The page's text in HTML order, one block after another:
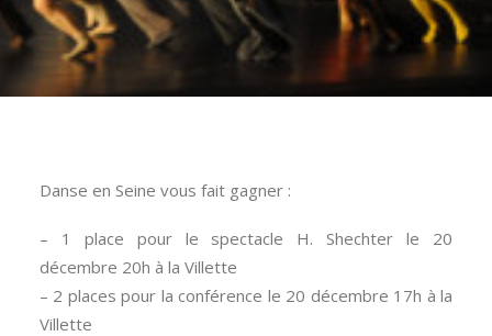
Danse en Seine vous fait gagner :
– 1 place pour le spectacle H. Shechter le 20
décembre 20h à la Villette
– 2 places pour la conférence le 20 décembre 17h à la
Villette